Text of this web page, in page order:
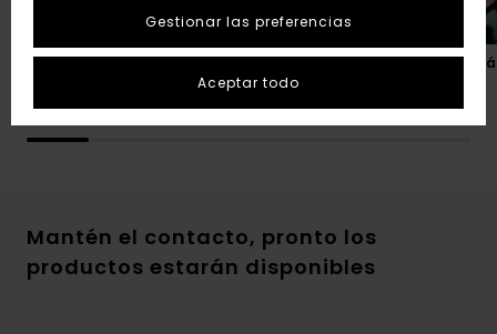
Nuestros regalos favoritos
Regalos para dejar en el
Mantén el contacto, pronto los
productos estarán disponibles
Gestionar las preferencias
Aceptar todo